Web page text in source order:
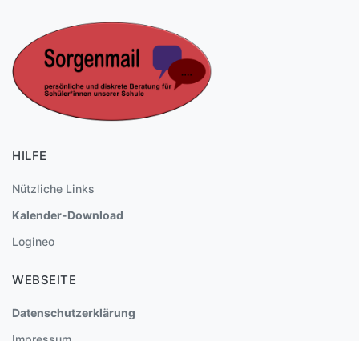
HILFE
Nützliche Links
Kalender-Download
Logineo
WEBSEITE
Datenschutzerklärung